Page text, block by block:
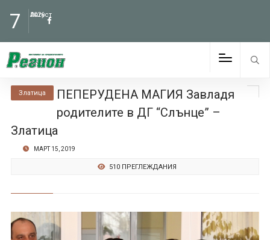
7 Август
2026
Златица
ПЕПЕРУДЕНА МАГИЯ Завладя
родителите в ДГ “Слънце” –
Златица
МАРТ 15, 2019
510 ПРЕГЛЕЖДАНИЯ